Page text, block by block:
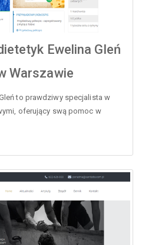
Ewelina Gleń
Warszawie
to prawdziwy specjalista w
oferujący swą pomoc w